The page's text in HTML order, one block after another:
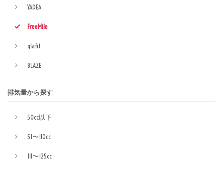
YADEA
FreeMile
glafit
BLAZE
排気量から探す
50cc以下
51〜110cc
111〜125cc